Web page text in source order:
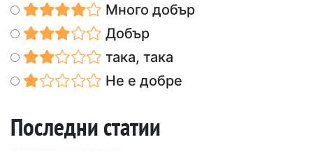
Много добър
Добър
така, така
Не е добре
Последни статии